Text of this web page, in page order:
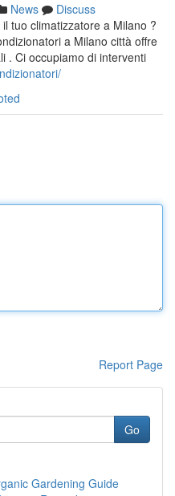
News
Discuss
tuo climatizzatore a Milano ?
a Milano città offre
. Ci occupiamo di interventi
Report Page
Go
Gardening Guide